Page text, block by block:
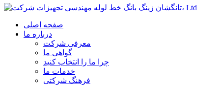
صفحه اصلی
درباره ما
معرفی شرکت
گواهی ما
چرا ما را انتخاب کنید
خدمات ما
فرهنگ شرکتی